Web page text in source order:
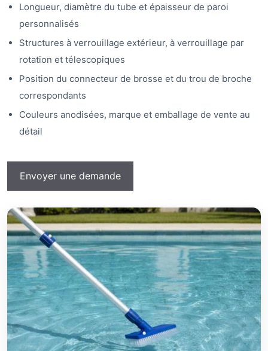
Longueur, diamètre du tube et épaisseur de paroi
personnalisés
Structures à verrouillage extérieur, à verrouillage par
rotation et télescopiques
Position du connecteur de brosse et du trou de broche
correspondants
Couleurs anodisées, marque et emballage de vente au
détail
Envoyer une demande